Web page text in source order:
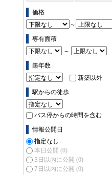
価格
～
専有面積
～
築年数
新築以外
駅からの徒歩
バス停からの時間を含む
情報公開日
指定なし
本日公開 (0)
3日以内に公開 (0)
7日以内に公開 (0)